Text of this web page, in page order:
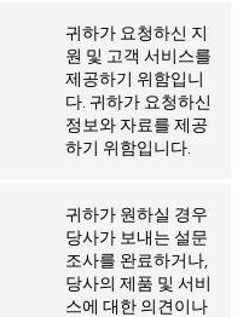
귀하가 요청하신 지
원 및 고객 서비스를
제공하기 위함입니
다. 귀하가 요청하신
정보와 자료를 제공
하기 위함입니다.
귀하가 원하실 경우
당사가 보내는 설문
조사를 완료하거나,
당사의 제품 및 서비
스에 대한 의견이나